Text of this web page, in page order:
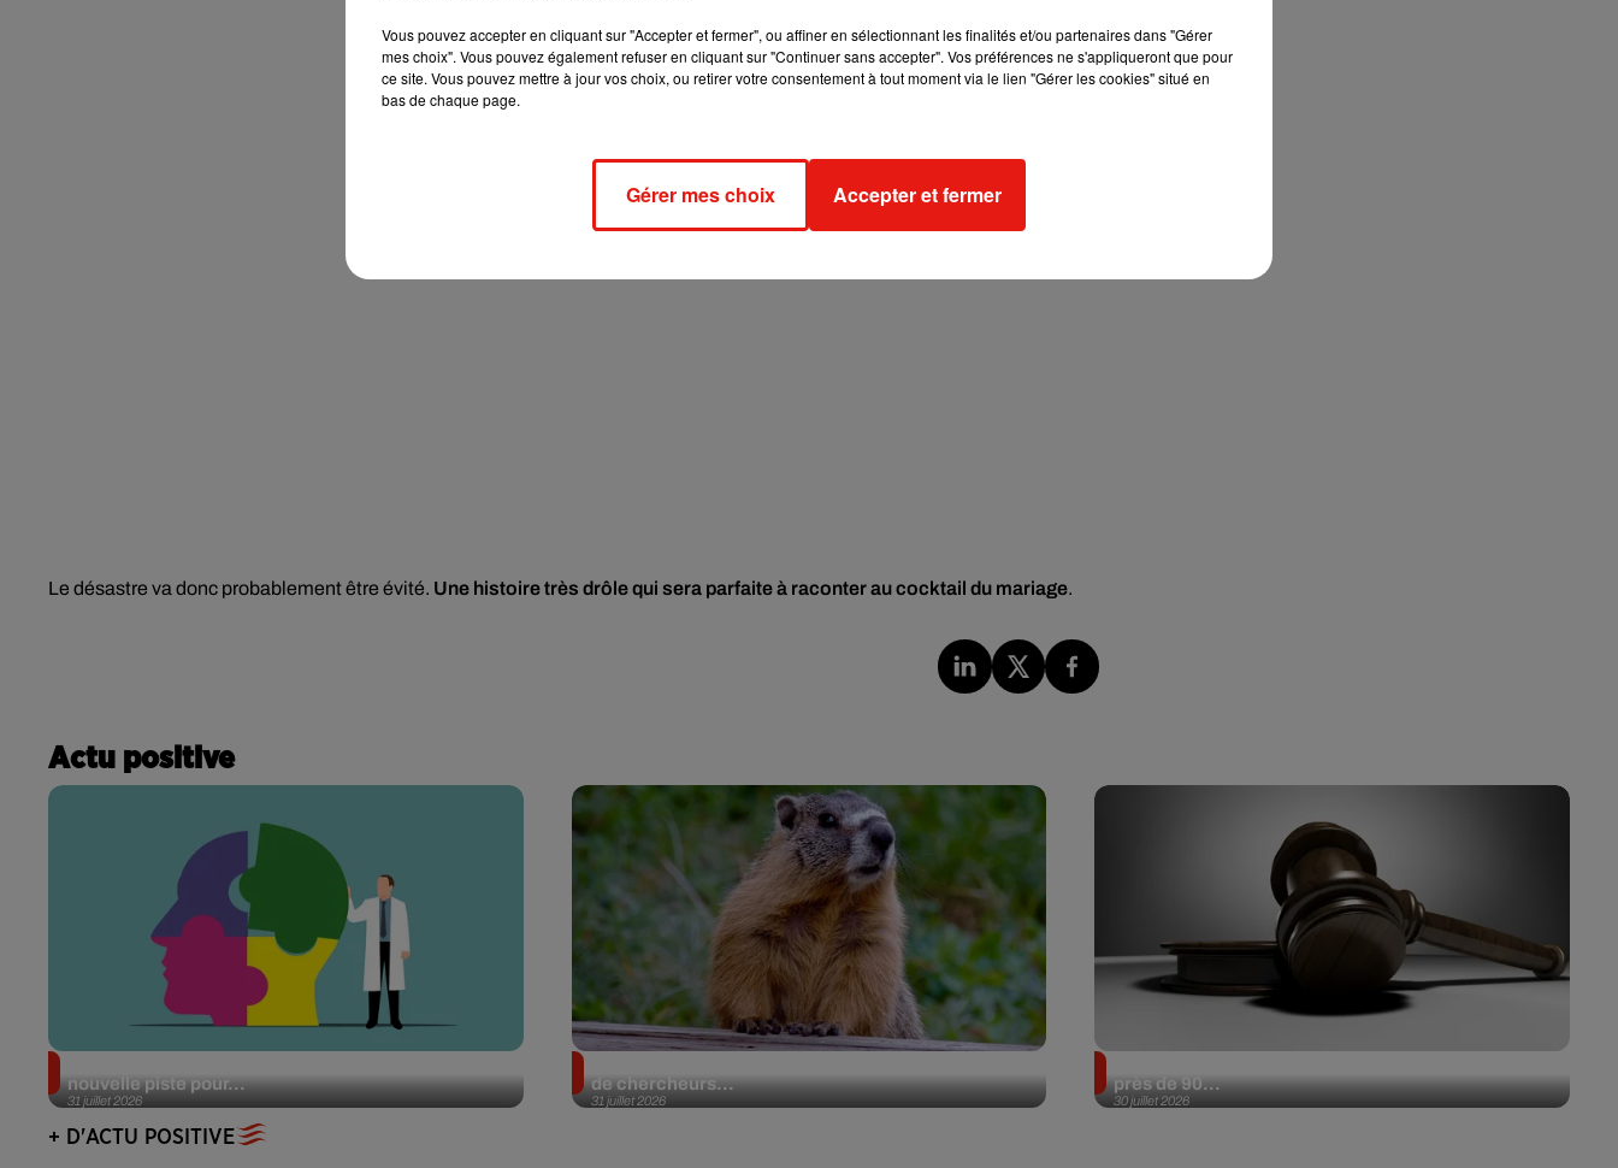
Le désastre va donc probablement être évité. Une histoire très drôle qui sera parfaite à raconter au cocktail du mariage.
Actu positive
31 juillet 2026
nouvelle piste pour...
31 juillet 2026
de chercheurs...
30 juillet 2026
près de 90...
+ D'ACTU POSITIVE
Vous pouvez accepter en cliquant sur "Accepter et fermer", ou affiner en sélectionnant les finalités et/ou partenaires dans "Gérer
mes choix". Vous pouvez également refuser en cliquant sur "Continuer sans accepter". Vos préférences ne s'appliqueront que pour
ce site. Vous pouvez mettre à jour vos choix, ou retirer votre consentement à tout moment via le lien "Gérer les cookies" situé en
bas de chaque page.
Gérer mes choix Accepter et fermer